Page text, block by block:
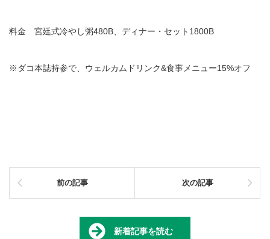
料金 宮廷式冷やし粥480B、ディナー・セット1800B
※ダコ本誌持参で、ウェルカムドリンク&食事メニュー15%オフ
前の記事 次の記事
新着記事を読む